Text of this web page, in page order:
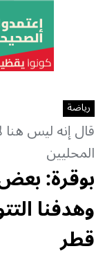
رياضة
قال إنه ليس هنا
المحليين
بوقرة:
وهدفنا
قطر